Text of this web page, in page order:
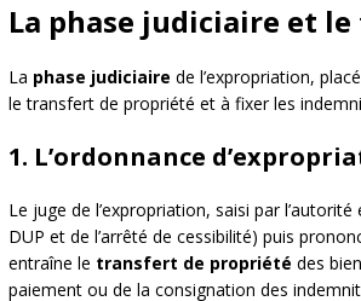
La phase judiciaire et
La phase judiciaire de l’expropriation,
le transfert de propriété et à fixer les
1. L’ordonnance
Le juge de l’expropriation, saisi par
DUP et de l’arrêté de cessibilité) puis
entraîne le transfert de propriété des
paiement ou de la consignation des